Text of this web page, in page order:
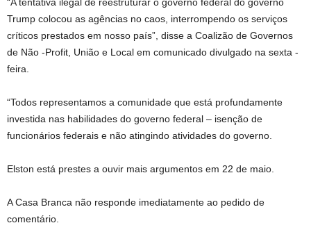
“A tentativa ilegal de reestruturar o governo federal do governo
Trump colocou as agências no caos, interrompendo os serviços
críticos prestados em nosso país”, disse a Coalizão de Governos
de Não -Profit, União e Local em comunicado divulgado na sexta -
feira.
“Todos representamos a comunidade que está profundamente
investida nas habilidades do governo federal – isenção de
funcionários federais e não atingindo atividades do governo.
Elston está prestes a ouvir mais argumentos em 22 de maio.
A Casa Branca não responde imediatamente ao pedido de
comentário.